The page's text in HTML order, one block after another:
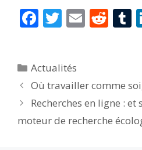
F
b
o
o
k
T
er
E R
t
T
r
Catégories
Actualités
Où travailler comme
Recherches en ligne :
moteur de recherche